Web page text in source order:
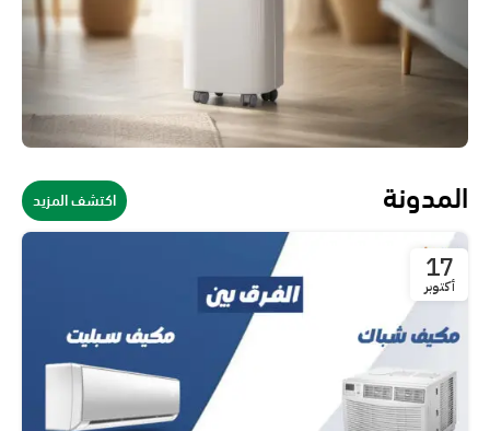
المدونة اكتشف المزيد
17
أكتوبر